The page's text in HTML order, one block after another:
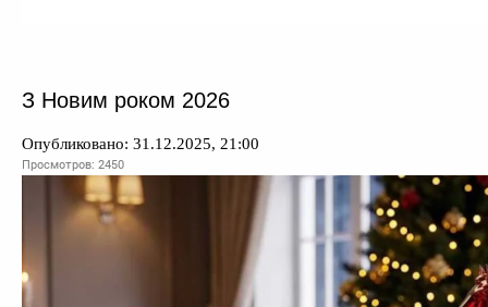
З Новим роком 2026
Опубликовано: 31.12.2025, 21:00
Просмотров: 2450